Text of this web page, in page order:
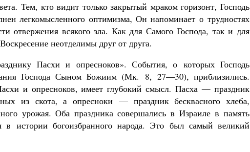
Тем, кто видит только закрытый мраком горизонт, Господь
легкомысленного оптимизма, Он напоминает о трудностях
отвержения всякого зла. Как для Самого Господа, так и для
неотделимы друг от друга.
Пасхи и опресноков». События, о которых Господь
Господа Сыном Божиим (Мк. 8, 27—30), приблизились.
и опресноков, имеет глубокий смысл. Пасха — праздник
из скота, а опресноки — праздник бесквасного хлеба,
урожая. Оба праздника совершались в Израиле в память
в истории богоизбранного народа. Это был самый великий